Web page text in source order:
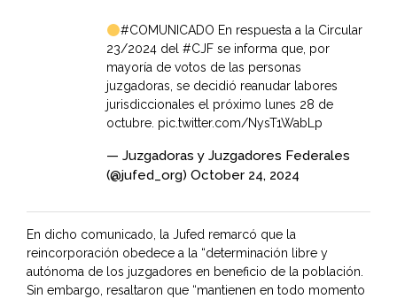
#COMUNICADO En respuesta a la Circular
23/2024 del #CJF se informa que, por
mayoría de votos de las personas
juzgadoras, se decidió reanudar labores
jurisdiccionales el próximo lunes 28 de
octubre. pic.twitter.com/NysT1WabLp
— Juzgadoras y Juzgadores Federales
(@jufed_org) October 24, 2024
En dicho comunicado, la Jufed remarcó que la
reincorporación obedece a la “determinación libre y
autónoma de los juzgadores en beneficio de la población.
Sin embargo, resaltaron que “mantienen en todo momento